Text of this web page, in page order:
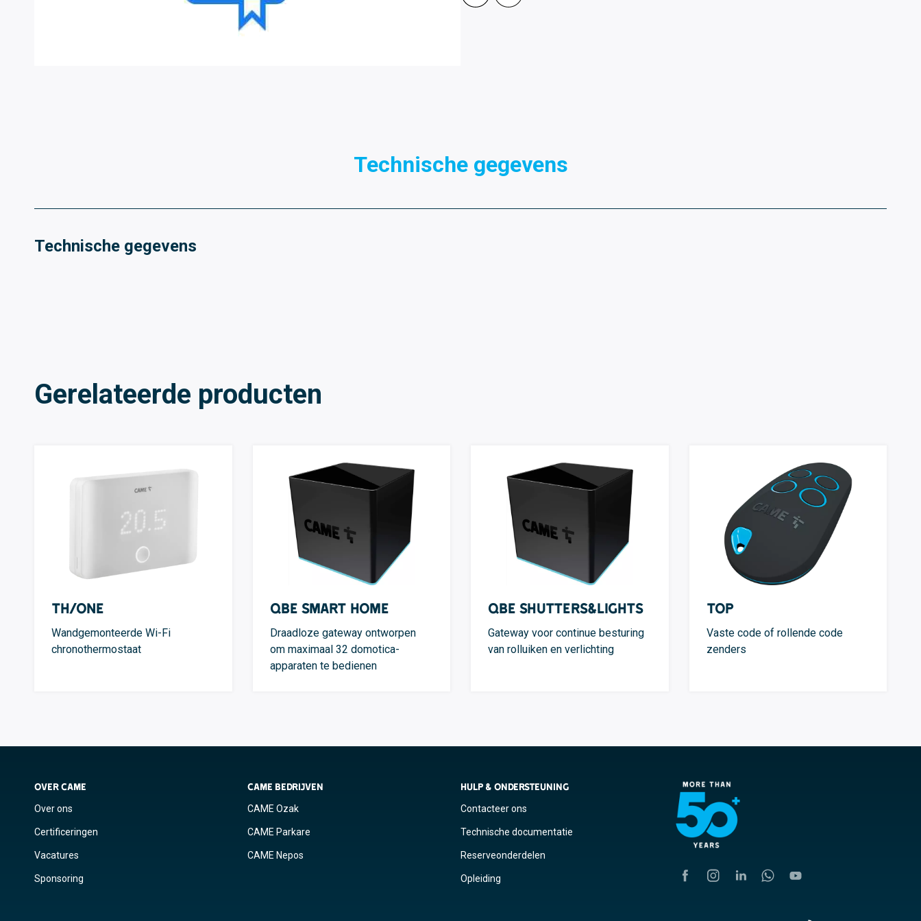
Technische gegevens
Technische gegevens
Gerelateerde producten
TH/ONE
Wandgemonteerde Wi-Fi
chronothermostaat
QBE Smart Home
Draadloze gateway ontworpen
om maximaal 32 domotica-
apparaten te bedienen
QBE Shutters&Lights
Gateway voor continue besturing
van rolluiken en verlichting
TOP
Vaste code of rollende code
zenders
OVER CAME
Over ons
Certificeringen
Vacatures
Sponsoring
CAME BEDRIJVEN
CAME Ozak
CAME Parkare
CAME Nepos
HULP & ONDERSTEUNING
Contacteer ons
Technische documentatie
Reserveonderdelen
Opleiding